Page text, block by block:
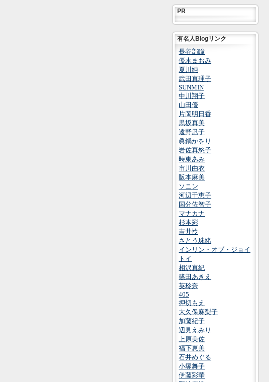
PR
有名人Blogリンク
長谷部瞳
優木まおみ
夏川純
武田真理子
SUNMIN
中川翔子
山田優
片岡明日香
黒坂真美
遠野凪子
眞鍋かをり
岩佐真悠子
時東あみ
市川由衣
阪本麻美
ソニン
河辺千恵子
国分佐智子
マナカナ
杉本彩
吉井怜
さとう珠緒
インリン・オブ・ジョイ
トイ
相沢真紀
篠田あきえ
英玲奈
405
押切もえ
大久保麻梨子
加藤紀子
辺見えみり
上原美佐
福下恵美
石井めぐる
小塚舞子
伊藤彩華